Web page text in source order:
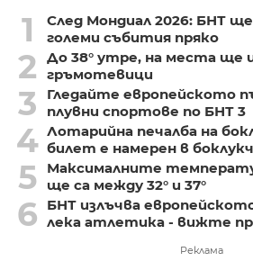
1
След Мондиал 2026: БНТ
големи събития пряко
2
До 38° утре, на места ще
гръмотевици
3
Гледайте европейското
плувни спортове по БНТ 3
4 Лотарийна печалба на
билет е намерен в
5
Максималните
ще са между 32° и 37°
6
БНТ излъчва
лека атлетика - вижте
Реклама